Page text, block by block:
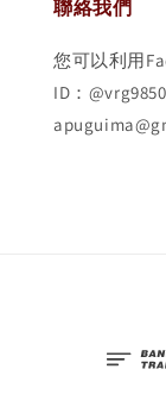
聯絡我們
您可以利用
ID：